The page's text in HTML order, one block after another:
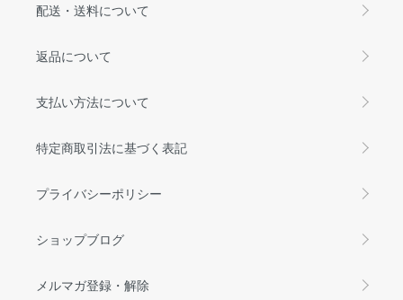
配送・送料について
返品について
支払い方法について
特定商取引法に基づく表記
プライバシーポリシー
ショップブログ
メルマガ登録・解除